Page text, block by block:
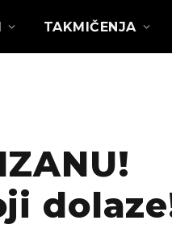
TAKMIČENJA